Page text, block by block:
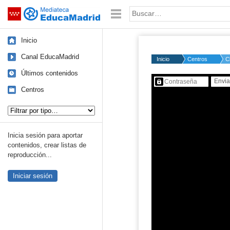
Saltar navegación Palabra o frase:
Inicio
Canal EducaMadrid
Últimos contenidos
Centros
Inicia sesión para aportar
contenidos, crear listas de
reproducción...
Iniciar sesión
Inicio Centros
Contenido protegido…